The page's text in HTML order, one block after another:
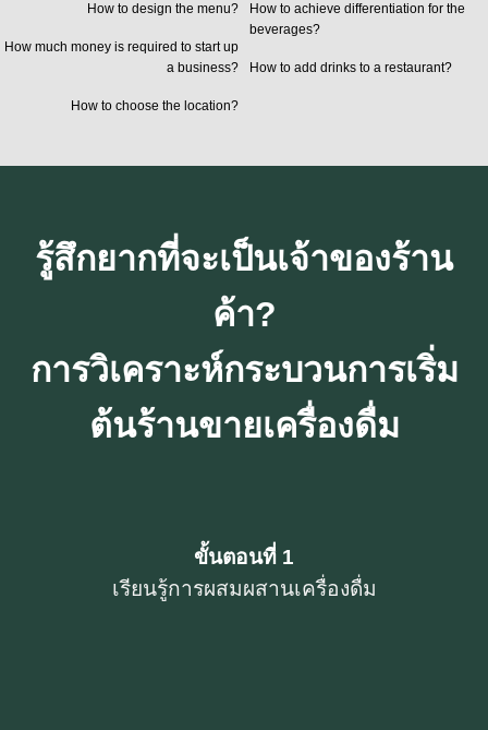
How to design the menu?
How much money is required to start up
a business?
How to choose the location?
How to achieve differentiation for the
beverages?
How to add drinks to a restaurant?
รู้สึกยากที่จะเป็นเจ้าของร้าน
ค้า?
การวิเคราะห์กระบวนการเริ่ม
ต้นร้านขายเครื่องดื่ม
ขั้นตอนที่ 1
เรียนรู้การผสมผสานเครื่องดื่ม